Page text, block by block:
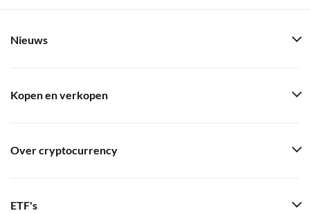
Nieuws
Kopen en verkopen
Over cryptocurrency
ETF's